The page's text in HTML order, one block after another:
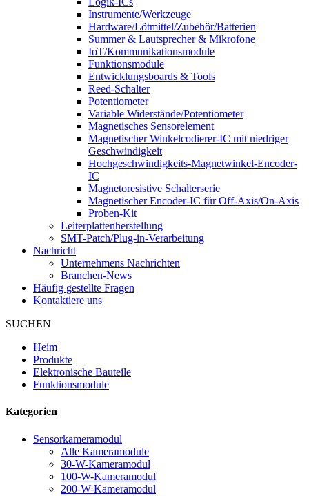
Instrumente/Werkzeuge
Hardware/Lötmittel/Zubehör/Batterien
Summer & Lautsprecher & Mikrofone
IoT/Kommunikationsmodule
Funktionsmodule
Entwicklungsboards & Tools
Reed-Schalter
Potentiometer
Variable Widerstände/Potentiometer
Magnetisches Sensorelement
Magnetischer Winkelcodierer-IC mit niedriger
Geschwindigkeit
Hochgeschwindigkeits-Magnetwinkel-Encoder-
IC
Magnetoresistive Schalterserie
Magnetischer Encoder-IC für Off-Axis/On-Axis
Proben-Kit
Leiterplattenherstellung
SMT-Patch/Plug-in-Verarbeitung
Nachricht
Unternehmens Nachrichten
Branchen-News
Häufig gestellte Fragen
Kontaktiere uns
SUCHEN
Heim
Produkte
Elektronische Bauteile
Funktionsmodule
Kategorien
Sensorkameramodul
Alle Kameramodule
30-W-Kameramodul
100-W-Kameramodul
200-W-Kameramodul